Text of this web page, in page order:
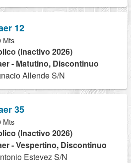
12
Mts
(Inactivo 2026)
- Matutino, Discontinuo
Allende S/N
35
Mts
(Inactivo 2026)
- Vespertino, Discontinuo
Estevez S/N